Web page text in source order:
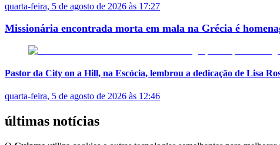
quarta-feira, 5 de agosto de 2026 às 17:27
Missionária encontrada morta em mala na Grécia é
Pastor da City on a Hill, na Escócia, lembrou a dedicação de Lisa
quarta-feira, 5 de agosto de 2026 às 12:46
últimas notícias